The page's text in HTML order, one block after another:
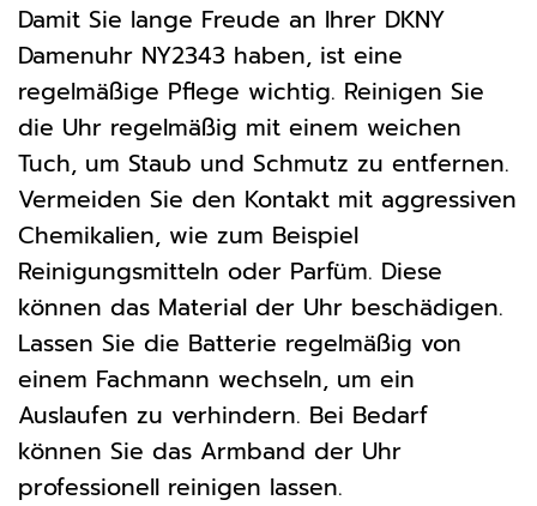
Damit Sie lange Freude an Ihrer DKNY
Damenuhr NY2343 haben, ist eine
regelmäßige Pflege wichtig. Reinigen Sie
die Uhr regelmäßig mit einem weichen
Tuch, um Staub und Schmutz zu entfernen.
Vermeiden Sie den Kontakt mit aggressiven
Chemikalien, wie zum Beispiel
Reinigungsmitteln oder Parfüm. Diese
können das Material der Uhr beschädigen.
Lassen Sie die Batterie regelmäßig von
einem Fachmann wechseln, um ein
Auslaufen zu verhindern. Bei Bedarf
können Sie das Armband der Uhr
professionell reinigen lassen.